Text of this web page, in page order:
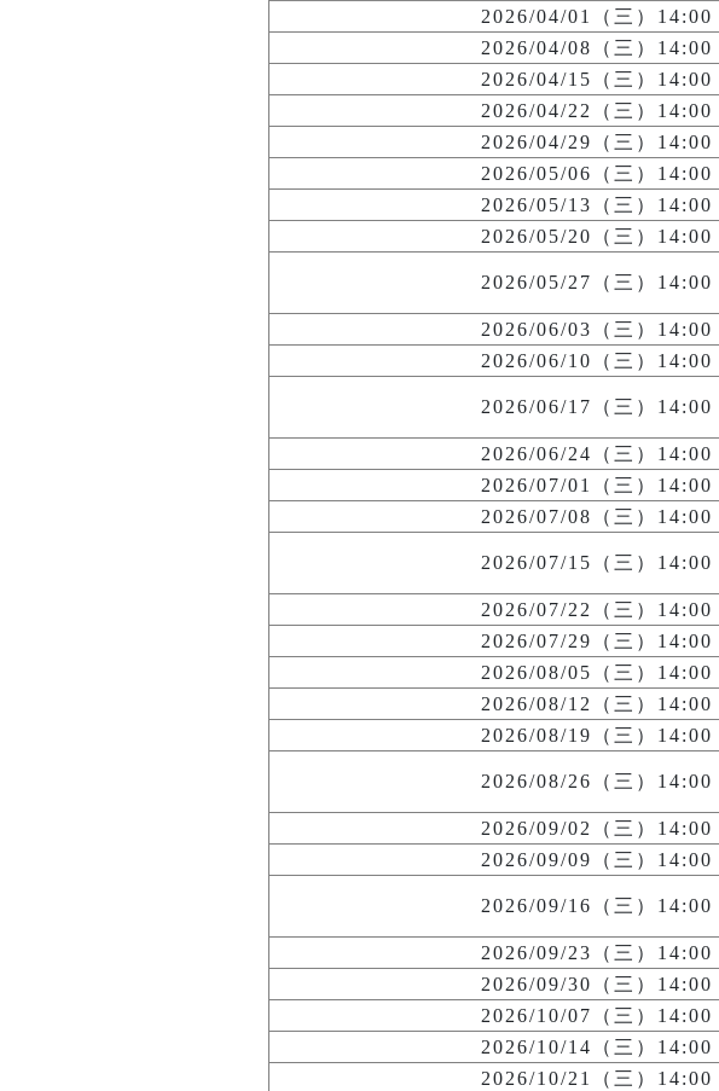
2026/04/01（三）14:00
2026/04/08（三）14:00
2026/04/15（三）14:00
2026/04/22（三）14:00
2026/04/29（三）14:00
2026/05/06（三）14:00
2026/05/13（三）14:00
2026/05/20（三）14:00
2026/05/27（三）14:00
2026/06/03（三）14:00
2026/06/10（三）14:00
2026/06/17（三）14:00
2026/06/24（三）14:00
2026/07/01（三）14:00
2026/07/08（三）14:00
2026/07/15（三）14:00
2026/07/22（三）14:00
2026/07/29（三）14:00
2026/08/05（三）14:00
2026/08/12（三）14:00
2026/08/19（三）14:00
2026/08/26（三）14:00
2026/09/02（三）14:00
2026/09/09（三）14:00
2026/09/16（三）14:00
2026/09/23（三）14:00
2026/09/30（三）14:00
2026/10/07（三）14:00
2026/10/14（三）14:00
2026/10/21（三）14:00